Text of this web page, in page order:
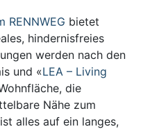
RENNWEG bietet
hindernisfreies
werden nach den
und «LEA – Living
die
Nähe zum
alles auf ein langes,